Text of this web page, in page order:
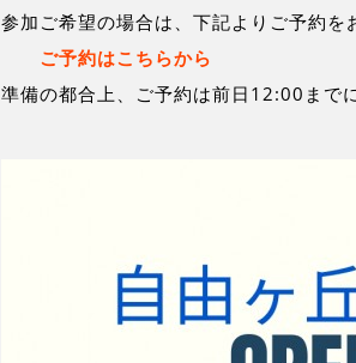
参加ご希望の場合は、下記よりご予約を
ご予約はこちらから
準備の都合上、ご予約は前日12:00まで